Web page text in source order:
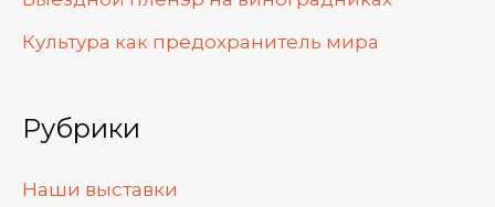
Культура как предохранитель мира
Рубрики
Наши выставки